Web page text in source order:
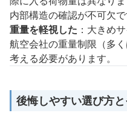
内部構造の確認が不可欠で
重量を軽視した ：大きめ
航空会社の重量制限（多
考える必要があります。
後悔しやすい選び方